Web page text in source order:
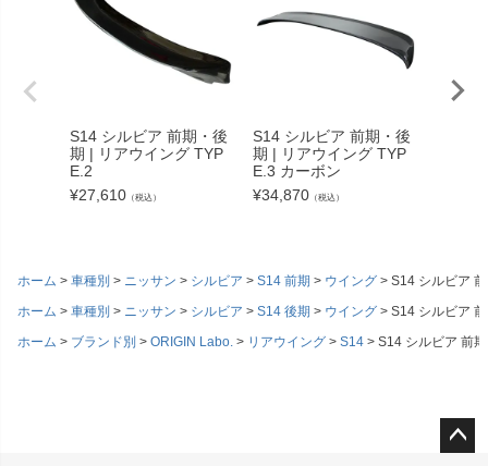
S14 シルビア 前期・後
期 | リアウイング TYP
E.2
¥27,610 （税込）
S14 シルビア 前期・後
期 | リアウイング TYP
E.3 カーボン
¥34,870 （税込）
ホーム 車種別 ニッサン シルビア S14 前期 ウイング
S14 シルビア
ホーム
車種別 ニッサン シルビア S14 後期 ウイング
S14 シルビア
ホーム
ブランド別 ORIGIN Labo. リアウイング S14 S14 シルビア 前